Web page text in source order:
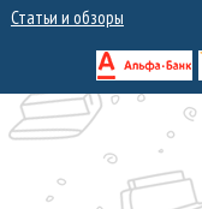
Статьи и обзоры